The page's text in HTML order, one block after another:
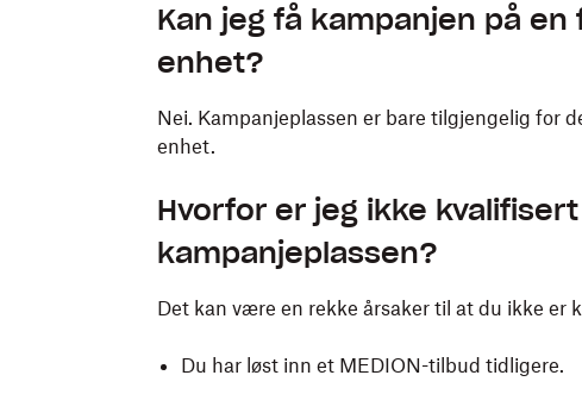
Kan jeg få kampanjen på
enhet?
Nei. Kampanjeplassen er bare tilgjengelig for
enhet.
Hvorfor er jeg ikke
kampanjeplassen?
Det kan være en rekke årsaker til at du ikke er
Du har løst inn et MEDION-tilbud tidligere.